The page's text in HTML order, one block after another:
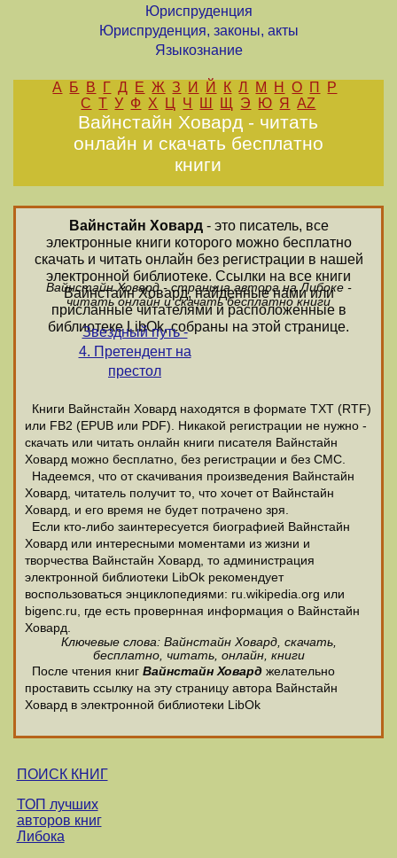
Юриспруденция
Юриспруденция, законы, акты
Языкознание
А Б В Г Д Е Ж З И Й К Л М Н О П
Р
С Т У Ф Х Ц Ч Ш Щ Э Ю Я AZ
Вайнстайн Ховард - читать
онлайн и скачать бесплатно
книги
Вайнстайн Ховард- это писатель, все
электронные книги которого можно бесплатно
скачать и читать онлайн без регистрации в нашей
электронной библиотеке. Ссылки на все книги
Вайнстайн Ховард, найденные нами или
присланные читателями и расположенные в
библиотеке LibOk, собраны на этой странице.
Вайнстайн Ховард - страница автора на Либоке -
читать онлайн и скачать бесплатно книги
Звездный путь -
4. Претендент на
престол
Книги Вайнстайн Ховард находятся в формате ТХТ (RTF)
или FB2 (EPUB или PDF). Никакой регистрации не нужно -
скачать или читать онлайн книги писателя Вайнстайн
Ховард можно бесплатно, без регистрации и без СМС.
Надеемся, что от скачивания произведения Вайнстайн
Ховард, читатель получит то, что хочет от Вайнстайн
Ховард, и его время не будет потрачено зря.
Если кто-либо заинтересуется биографией Вайнстайн
Ховард или интересными моментами из жизни и
творчества Вайнстайн Ховард, то администрация
электронной библиотеки LibOk рекомендует
воспользоваться энциклопедиями: ru.wikipedia.org или
bigenc.ru, где есть провернная информация о Вайнстайн
Ховард.
Ключевые слова: Вайнстайн Ховард, скачать,
бесплатно, читать, онлайн, книги
После чтения книг Вайнстайн Ховард желательно
проставить ссылку на эту страницу автора Вайнстайн
Ховард в электронной библиотеки LibOk
ПОИСК КНИГ
ТОП лучших
авторов книг
Либока